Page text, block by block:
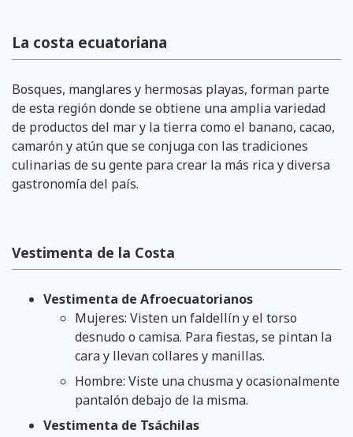
La costa ecuatoriana
Bosques, manglares y hermosas playas, forman parte
de esta región donde se obtiene una amplia variedad
de productos del mar y la tierra como el banano, cacao,
camarón y atún que se conjuga con las tradiciones
culinarias de su gente para crear la más rica y diversa
gastronomía del país.
Vestimenta de la Costa
Vestimenta de Afroecuatorianos
Mujeres: Visten un faldellín y el torso
desnudo o camisa. Para fiestas, se pintan la
cara y llevan collares y manillas.
Hombre: Viste una chusma y ocasionalmente
pantalón debajo de la misma.
Vestimenta de Tsáchilas